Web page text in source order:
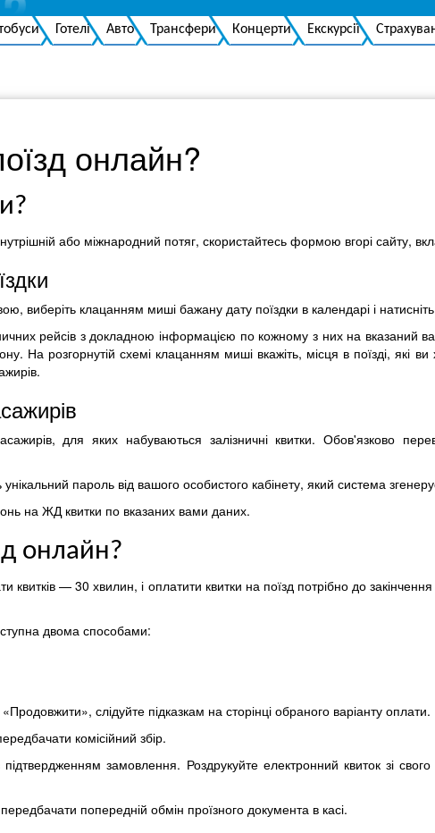
Готелі Авто Трансфери Концерти Екскурсії
онлайн?
або міжнародний потяг, скористайтесь формою вгорі сайту,
виберіть клацанням миші бажану дату поїздки в календарі і
рейсів з докладною інформацією по кожному з них на вказаний
На розгорнутій схемі клацанням миші вкажіть, місця в поїзді, які
для яких набуваються залізничні квитки. Обов'язково
пароль від вашого особистого кабінету, який система
на ЖД квитки по вказаних вами даних.
онлайн?
— 30 хвилин, і оплатити квитки на поїзд потрібно до
двома способами:
слідуйте підказкам на сторінці обраного варіанту оплати.
комісійний збір.
замовлення. Роздрукуйте електронний квиток зі свого
попередній обмін проїзного документа в касі.